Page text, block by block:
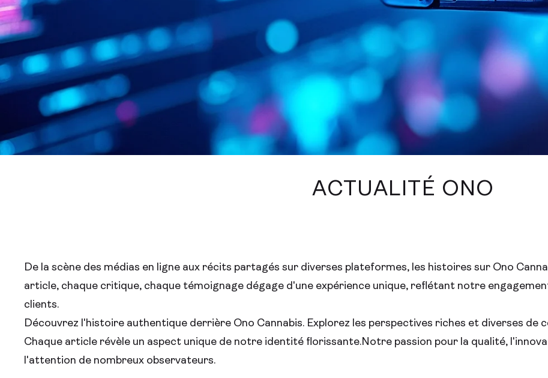
ACTUALITÉ ONO
De la scène des médias en ligne aux récits partagés sur diverses plateformes, les histoires sur Ono
article, chaque critique, chaque témoignage dégage d'une expérience unique, reflétant notre
clients.
Découvrez l'histoire authentique derrière Ono Cannabis. Explorez les perspectives riches et diverses de
Chaque article révèle un aspect unique de notre identité florissante.Notre passion pour la qualité,
l'attention de nombreux observateurs.